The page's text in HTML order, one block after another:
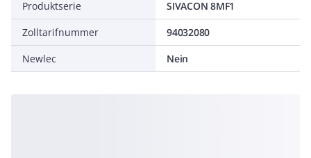
Produktserie
SIVACON 8MF1
Zolltarifnummer
94032080
Newlec
Nein